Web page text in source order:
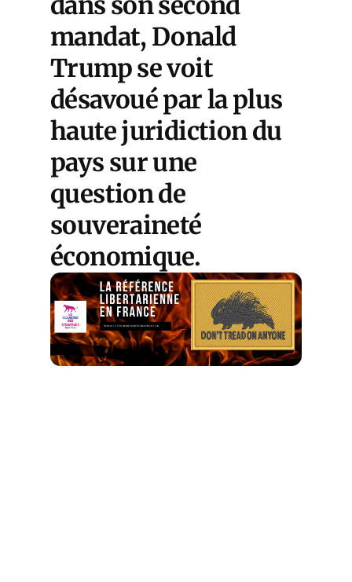
mandat, Donald
Trump se voit
désavoué par la plus
haute juridiction du
pays sur une
question de
souveraineté
économique.